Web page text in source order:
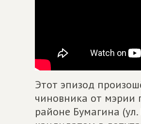
Этот эпизод
чиновника от мэрии
районе Бумагина